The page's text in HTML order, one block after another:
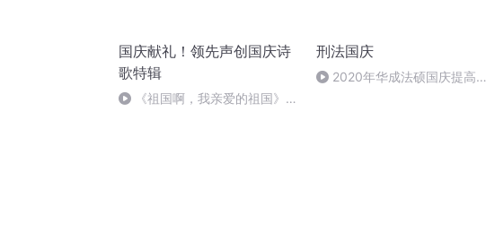
国庆献礼！领先声创国庆诗
歌特辑
《祖国啊，我亲爱的祖国》温
刑法国庆
2020年华成法硕国庆提高班